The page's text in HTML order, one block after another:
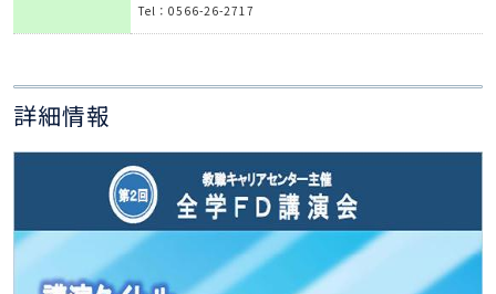
Tel：0566-26-2717
詳細情報